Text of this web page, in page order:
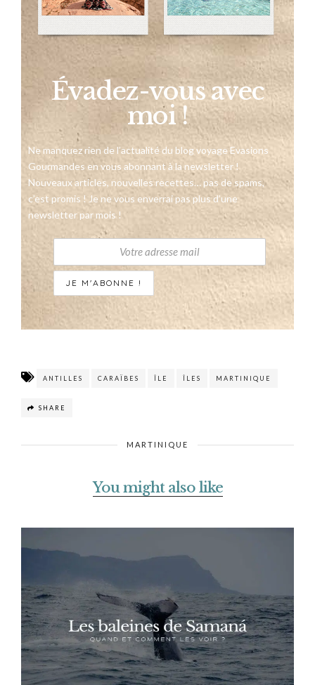
Évadez-vous avec
moi !
Ne manquez rien de l’actualité du blog voyage Evasions
Gourmandes en vous abonnant à la newsletter !
Nouveaux articles, nouvelles recettes… pas de spams,
c’est promis ! Je ne vous enverrai pas plus d’une
newsletter par mois !
ANTILLES CARAÏBES ÎLE ÎLES MARTINIQUE
SHARE
MARTINIQUE
You might also like